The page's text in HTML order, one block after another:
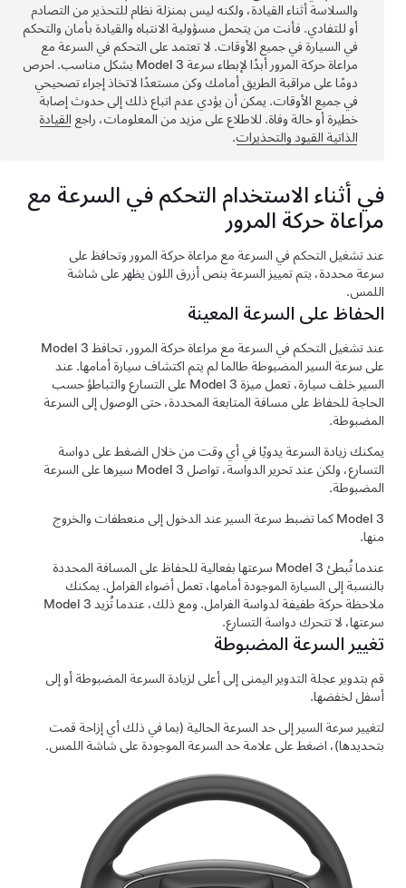
والسلاسة أثناء القيادة، ولكنه ليس بمنزلة نظام للتحذير من التصادم
أو للتفادي. فأنت من يتحمل مسؤولية الانتباه والقيادة بأمان والتحكم
في السيارة في جميع الأوقات. لا تعتمد علىالتحكم في السرعة مع
مراعاة حركة المرورأبدًا لإبطاء سرعةModel 3بشكل مناسب. احرص
دومًا على مراقبة الطريق أمامك وكن مستعدًا لاتخاذ إجراء تصحيحي
في جميع الأوقات. يمكن أن يؤدي عدم اتباع ذلك إلى حدوث إصابة
خطيرة أو حالة وفاة. للاطلاع على مزيد من المعلومات، راجعالقيادة
الذاتيةالقيود والتحذيرات.
في أثناء الاستخدامالتحكم في السرعة مع
مراعاة حركة المرور
عند تشغيلالتحكم في السرعة مع مراعاة حركة المروروتحافظ على
سرعة محددة، يتم تمييز السرعة بنص أزرق اللون يظهر على شاشة
اللمس.
الحفاظ على السرعة المعينة
عند تشغيلالتحكم في السرعة مع مراعاة حركة المرور، تحافظModel 3
على سرعة السير المضبوطة طالما لم يتم اكتشاف سيارة أمامها. عند
السير خلف سيارة، تعمل ميزةModel 3على التسارع والتباطؤ حسب
الحاجة للحفاظ على مسافة المتابعة المحددة، حتى الوصول إلى السرعة
المضبوطة.
يمكنك زيادة السرعة يدويًا في أي وقت من خلال الضغط على دواسة
التسارع، ولكن عند تحرير الدواسة، تواصلModel 3سيرها على السرعة
المضبوطة.
Model 3كما تضبط سرعة السير عند الدخول إلى منعطفات والخروج
منها.
عندما تُبطئModel 3سرعتها بفعالية للحفاظ على المسافة المحددة
بالنسبة إلى السيارة الموجودة أمامها، تعمل أضواء الفرامل. يمكنك
ملاحظة حركة طفيفة لدواسة الفرامل. ومع ذلك، عندما تُزيدModel 3
سرعتها، لا تتحرك دواسة التسارع.
تغيير السرعة المضبوطة
قم بتدوير عجلة التدوير اليمنى إلى أعلى لزيادة السرعة المضبوطة أو إلى
أسفل لخفضها.
لتغيير سرعة السير إلى حد السرعة الحالية (بما في ذلك أي إزاحة قمت
بتحديدها)،اضغط على علامة حد السرعة الموجودة على شاشة اللمس.